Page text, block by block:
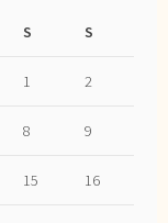
S S
1 2
8 9
15 16